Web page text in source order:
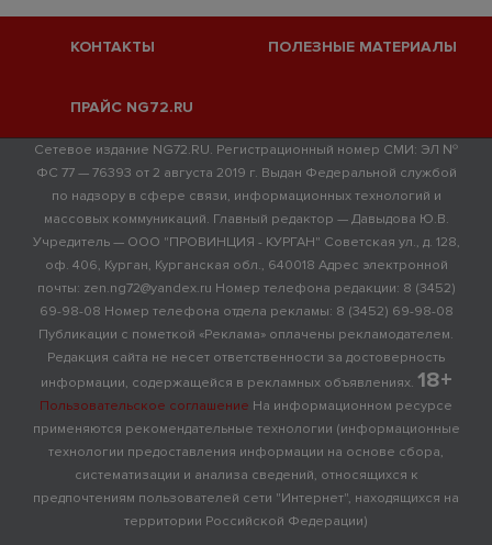
КОНТАКТЫ ПОЛЕЗНЫЕ МАТЕРИАЛЫ
ПРАЙС NG72.RU
Сетевое издание NG72.RU. Регистрационный номер СМИ: ЭЛ №
ФС 77 — 76393 от 2 августа 2019 г. Выдан Федеральной службой
по надзору в сфере связи, информационных технологий и
массовых коммуникаций. Главный редактор — Давыдова Ю.В.
Учредитель — ООО "ПРОВИНЦИЯ - КУРГАН" Советская ул., д. 128,
оф. 406, Курган, Курганская обл., 640018 Адрес электронной
почты: zen.ng72@yandex.ru Номер телефона редакции: 8 (3452)
69-98-08 Номер телефона отдела рекламы: 8 (3452) 69-98-08
Публикации с пометкой «Реклама» оплачены рекламодателем.
Редакция сайта не несет ответственности за достоверность
информации, содержащейся в рекламных объявлениях. 18+
Пользовательское соглашение На информационном ресурсе
применяются рекомендательные технологии (информационные
технологии предоставления информации на основе сбора,
систематизации и анализа сведений, относящихся к
предпочтениям пользователей сети "Интернет", находящихся на
территории Российской Федерации)